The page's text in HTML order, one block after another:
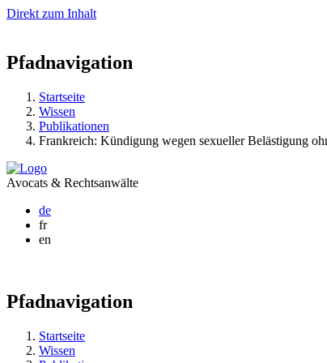
Direkt zum Inhalt
Pfadnavigation
Startseite
Wissen
Publikationen
Frankreich: Kündigung wegen sexueller Belästigung
Avocats & Rechtsanwälte
de
fr
en
Pfadnavigation
Startseite
Wissen